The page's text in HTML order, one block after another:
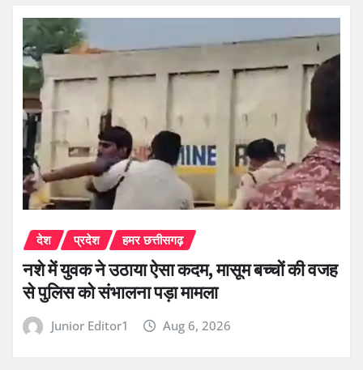
देश प्रदेश हमर छत्तीसगढ़
नशे में युवक ने उठाया ऐसा कदम, मासूम बच्चों की वजह
से पुलिस को संभालना पड़ा मामला
Junior Editor1 Aug 6, 2026